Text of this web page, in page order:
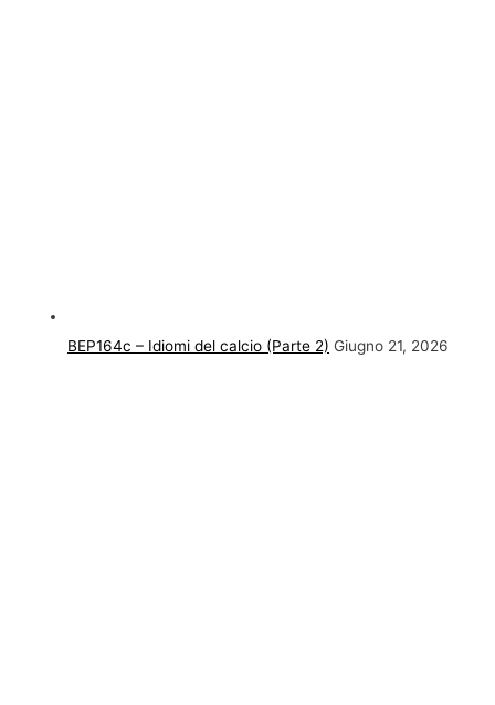
BEP164c – Idiomi del calcio (Parte 2) Giugno 21, 2026